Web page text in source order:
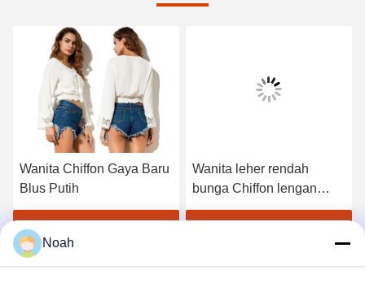
Wanita Chiffon Gaya Baru
Blus Putih
Dapatkan Harga Terbaik
Wanita leher rendah
bunga Chiffon lengan
panjang Top
Noah